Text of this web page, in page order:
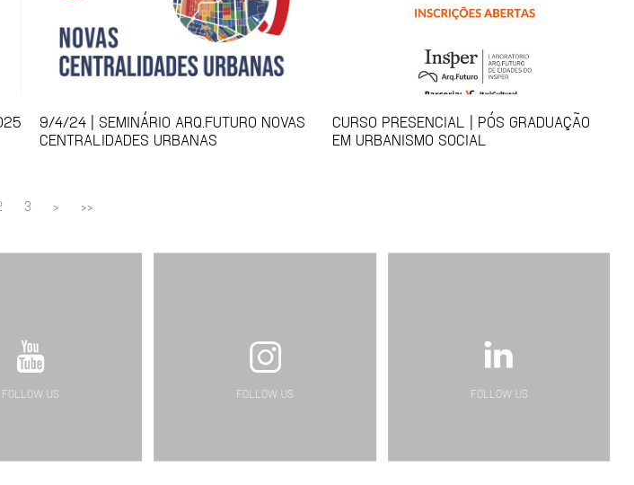
9/4/24 | SEMINÁRIO ARQ.FUTURO NOVAS
CENTRALIDADES URBANAS
CURSO PRESENCIAL | PÓS GRADUAÇÃO
EM URBANISMO SOCIAL
3 > >>
FOLLOW US FOLLOW US FOLLOW US